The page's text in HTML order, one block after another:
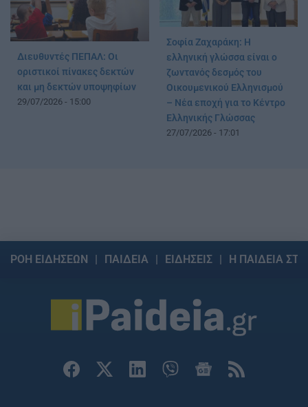
Διευθυντές ΠΕΠΑΛ: Οι
οριστικοί πίνακες δεκτών
και μη δεκτών υποψηφίων
29/07/2026 - 15:00
Σοφία Ζαχαράκη: Η
ελληνική γλώσσα είναι ο
ζωντανός δεσμός του
Οικουμενικού Ελληνισμού
– Νέα εποχή για το Κέντρο
Ελληνικής Γλώσσας
27/07/2026 - 17:01
ΡΟΗ ΕΙΔΗΣΕΩΝ ΠΑΙΔΕΙΑ ΕΙΔΗΣΕΙΣ Η ΠΑΙΔΕΙΑ